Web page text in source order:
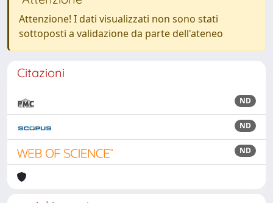
Attenzione! I dati visualizzati non sono stati
sottoposti a validazione da parte dell'ateneo
Citazioni
ND
ND
ND